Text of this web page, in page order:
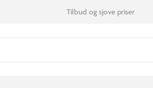
Tilbud og sjove priser